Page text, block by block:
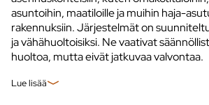
asuntoihin, maatiloille ja muihin haja-
rakennuksiin. Järjestelmät on
ja vähähuoltoisiksi. Ne vaativat
huoltoa, mutta eivät jatkuvaa valvontaa.
Lue lisää